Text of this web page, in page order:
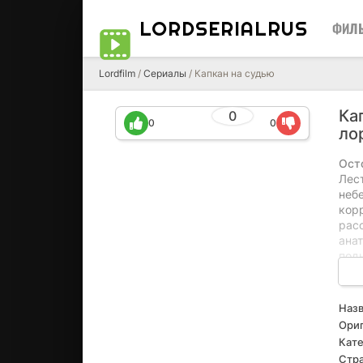
LORDSERIALRUS
Lordfilm / Сериалы / Капкан на судью
0
0 0
не